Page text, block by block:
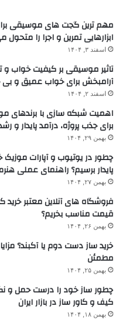
مهم ترین گجت های موسیقی
ابزارهایی تمرین و اجرا را متحول
اسفند ۳, ۱۴۰۴
تاثیر موسیقی بر کیفیت خواب
آرامبخش برای خواب عمیق و بی
اسفند ۲, ۱۴۰۴
اهمیت شبکه سازی با برندهای
برای جذب پروژه، درآمد پایدار و
بهمن ۲۹, ۱۴۰۴
چطور در یوتیوب و آپارات
پایدار برسیم؟ راهنمای عملی
بهمن ۲۷, ۱۴۰۴
فروشگاه های آنلاین معتبر خرید
قیمت مناسب بخریم؟
بهمن ۲۶, ۱۴۰۴
خرید ساز دست دوم یا آکبند؟
مطمئن
بهمن ۲۵, ۱۴۰۴
چطور ساز خود را درست حمل و
کیف و کاور ساز در بازار ایران
بهمن ۱۸, ۱۴۰۴